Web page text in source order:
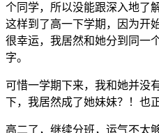
个同学，所以没能跟深入地了
这样到了高一下学期，因为开
很幸运，我居然和她分到同一
字。
可惜一学期下来，我和她并没
下，我居然成了她妹妹？！也
高二了，继续分班，运气不太